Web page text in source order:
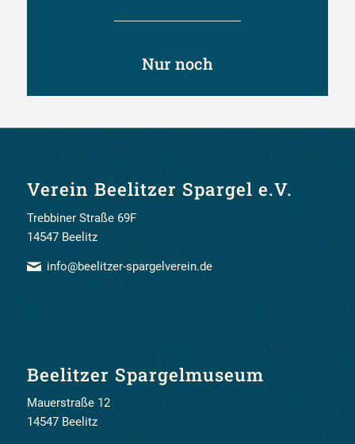
Nur noch
Verein Beelitzer Spargel e.V.
Trebbiner Straße 69F
14547 Beelitz
info@beelitzer-spargelverein.de
Beelitzer Spargelmuseum
Mauerstraße 12
14547 Beelitz